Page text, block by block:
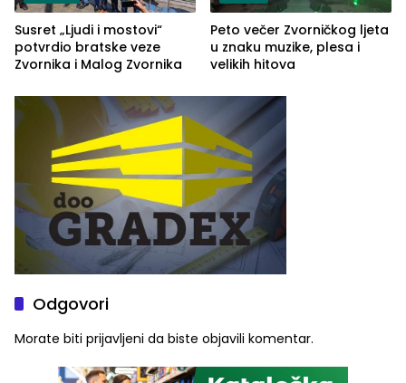
Susret „Ljudi i mostovi“
potvrdio bratske veze
Zvornika i Malog Zvornika
Peto večer Zvorničkog ljeta
u znaku muzike, plesa i
velikih hitova
Odgovori
Morate biti prijavljeni da biste objavili komentar.